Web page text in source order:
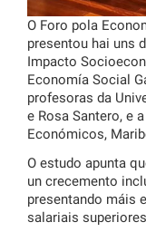
O Foro pola
presentou hai uns
Impacto
Economía Social
profesoras da
e Rosa Santero, e
Económicos,
O estudo apunta
un crecemento
presentando máis
salariais